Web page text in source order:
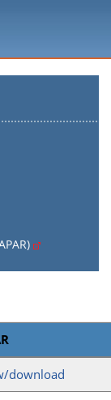
download